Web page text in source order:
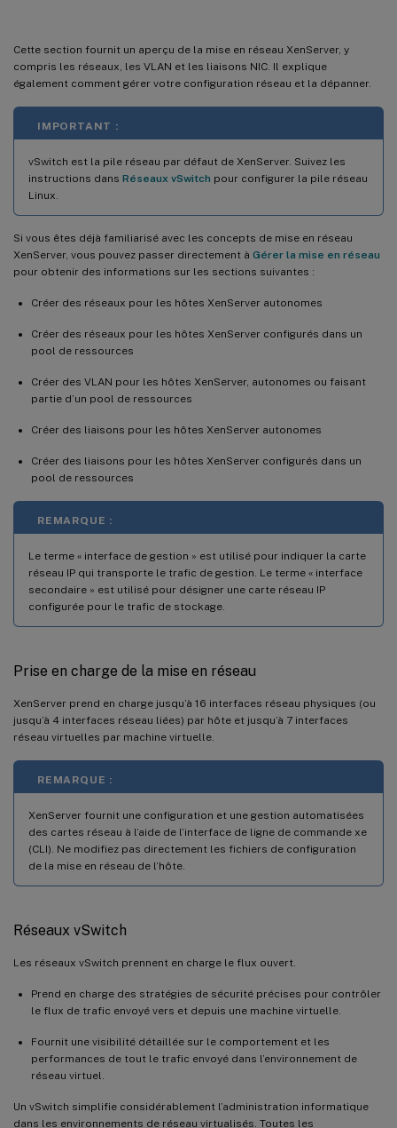
Cette section fournit un aperçu de la mise en réseau XenServer, y
compris les réseaux, les VLAN et les liaisons NIC. Il explique
également comment gérer votre configuration réseau et la dépanner.
IMPORTANT :
vSwitch est la pile réseau par défaut de XenServer. Suivez les
instructions dans Réseaux vSwitch pour configurer la pile réseau
Linux.
Si vous êtes déjà familiarisé avec les concepts de mise en réseau
XenServer, vous pouvez passer directement à Gérer la mise en réseau
pour obtenir des informations sur les sections suivantes :
Créer des réseaux pour les hôtes XenServer autonomes
Créer des réseaux pour les hôtes XenServer configurés dans un
pool de ressources
Créer des VLAN pour les hôtes XenServer, autonomes ou faisant
partie d’un pool de ressources
Créer des liaisons pour les hôtes XenServer autonomes
Créer des liaisons pour les hôtes XenServer configurés dans un
pool de ressources
REMARQUE :
Le terme « interface de gestion » est utilisé pour indiquer la carte
réseau IP qui transporte le trafic de gestion. Le terme « interface
secondaire » est utilisé pour désigner une carte réseau IP
configurée pour le trafic de stockage.
Prise en charge de la mise en réseau
XenServer prend en charge jusqu’à 16 interfaces réseau physiques (ou
jusqu’à 4 interfaces réseau liées) par hôte et jusqu’à 7 interfaces
réseau virtuelles par machine virtuelle.
REMARQUE :
XenServer fournit une configuration et une gestion automatisées
des cartes réseau à l’aide de l’interface de ligne de commande xe
(CLI). Ne modifiez pas directement les fichiers de configuration
de la mise en réseau de l’hôte.
Réseaux vSwitch
Les réseaux vSwitch prennent en charge le flux ouvert.
Prend en charge des stratégies de sécurité précises pour contrôler
le flux de trafic envoyé vers et depuis une machine virtuelle.
Fournit une visibilité détaillée sur le comportement et les
performances de tout le trafic envoyé dans l’environnement de
réseau virtuel.
Un vSwitch simplifie considérablement l’administration informatique
dans les environnements de réseau virtualisés. Toutes les